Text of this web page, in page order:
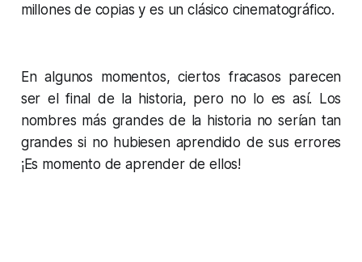
millones de copias y es un clásico cinematográfico.
En algunos momentos, ciertos fracasos parecen
ser el final de la historia, pero no lo es así. Los
nombres más grandes de la historia no serían tan
grandes si no hubiesen aprendido de sus errores
¡Es momento de aprender de ellos!